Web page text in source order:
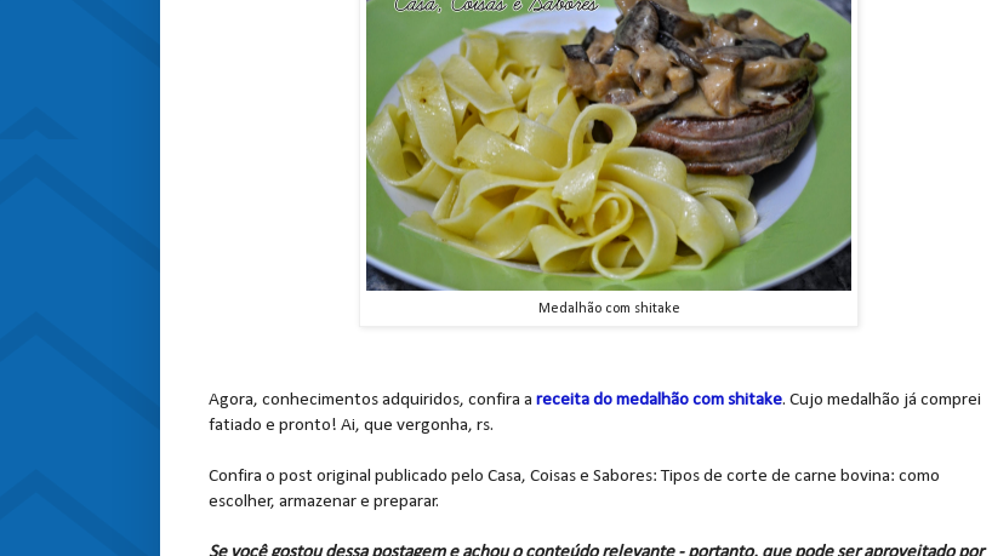
Medalhão com shitake
Agora, conhecimentos adquiridos, confira a receita do medalhão com shitake. Cujo medalhão já comprei
fatiado e pronto! Ai, que vergonha, rs.
Confira o post original publicado pelo Casa, Coisas e Sabores: Tipos de corte de carne bovina: como
escolher, armazenar e preparar.
Se você gostou dessa postagem e achou o conteúdo relevante - portanto, que pode ser aproveitado por